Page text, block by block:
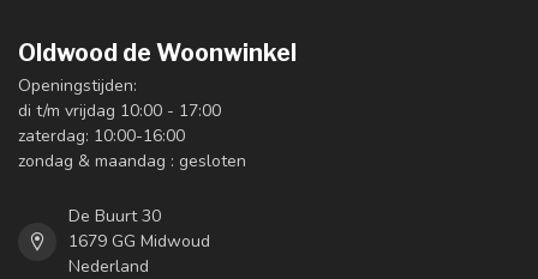
Oldwood de Woonwinkel
Openingstijden:
di t/m vrijdag 10:00 - 17:00
zaterdag: 10:00-16:00
zondag & maandag : gesloten
De Buurt 30
1679 GG Midwoud
Nederland